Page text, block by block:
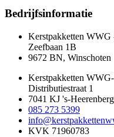
Bedrijfsinformatie
Kerstpakketten WWG
Zeefbaan 1B
9672 BN, Winschoten
Kerstpakketten
Distributiestraat 1
7041 KJ 's-Heerenberg
085 273 5399
KVK 71960783